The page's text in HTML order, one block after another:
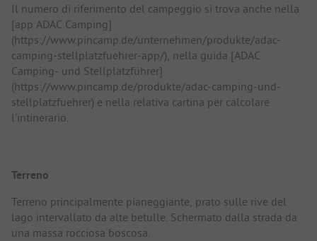
Il numero di riferimento del campeggio si trova anche nella
[app ADAC Camping]
(https://www.pincamp.de/unternehmen/produkte/adac-
camping-stellplatzfuehrer-app/), nella guida [ADAC
Camping- und Stellplatzführer]
(https://www.pincamp.de/produkte/adac-camping-und-
stellplatzfuehrer) e nella relativa cartina per calcolare
l'intinerario.
Terreno
Terreno principalmente pianeggiante, prato sulle rive del
lago intervallato da alte betulle. Schermato dalla strada da
una massa rocciosa boscosa.